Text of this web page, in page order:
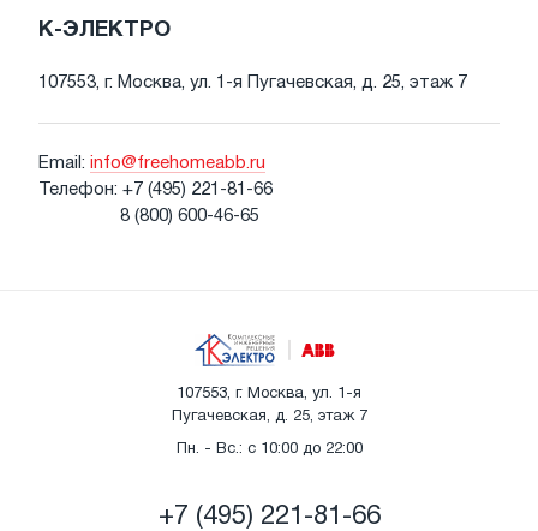
К-ЭЛЕКТРО
107553, г. Москва, ул. 1-я Пугачевская, д. 25, этаж 7
Email: info@freehomeabb.ru
Телефон: +7 (495) 221-81-66
8 (800) 600-46-65
107553, г. Москва, ул. 1-я
Пугачевская, д. 25, этаж 7
Пн. - Вс.: с 10:00 до 22:00
+7 (495) 221-81-66